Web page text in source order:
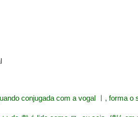
conjugada com a vogal ㅣ, forma o